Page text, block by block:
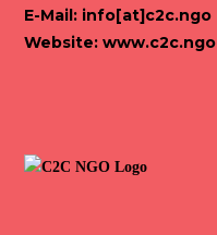
E-Mail: info[at]c2c.ngo
Website:www.c2c.ngo